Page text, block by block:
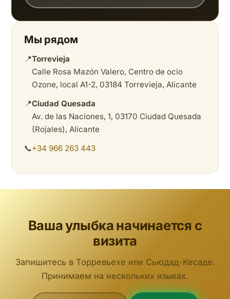
Мы рядом
📍Torrevieja
Calle Rosa Mazón Valero, Centro de ocio
Ozone, local A1-2, 03184 Torrevieja, Alicante
📍Ciudad Quesada
Av. de las Naciones, 1, 03170 Ciudad Quesada
(Rojales), Alicante
📞+34 966 263 443
Ваша улыбка начинается с
визита
Запишитесь в Торревьехе или Сьюдад-Кесаде.
Принимаем на нескольких языках.